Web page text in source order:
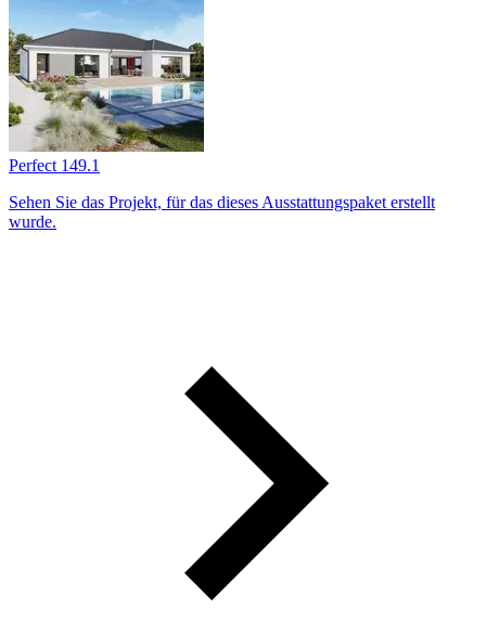
Perfect 149.1
Sehen Sie das Projekt, für das dieses Ausstattungs­paket erstellt
wurde.